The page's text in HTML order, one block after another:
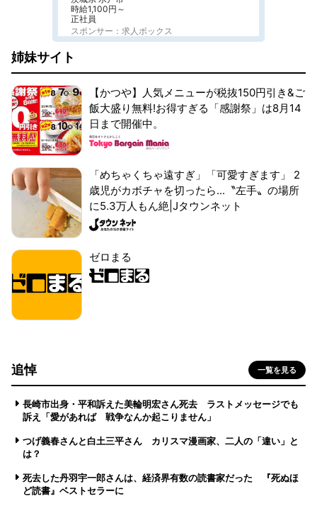
時給1,100円～
正社員
スポンサー：求人ボックス
姉妹サイト
【かつや】人気メニューが税抜150円引き&ご
飯大盛り無料!お得すぎる「感謝祭」は8月14
日まで開催中。
「めちゃくちゃ遠すぎ」「可愛すぎます」 2
歳児がカボチャを切ったら...〝左手〟の場所
に5.3万人もん絶|Jタウンネット
ゼロまる
追悼 一覧を見る
長崎市出身・平和訴えた美輪明宏さん死去 ラストメッセージでも
訴え「愛があれば 戦争なんか起こりません」
つげ義春さんと白土三平さん カリスマ漫画家、二人の「違い」と
は？
死去した丹羽宇一郎さんは、経済界有数の読書家だった 『死ぬほ
ど読書』ベストセラーに